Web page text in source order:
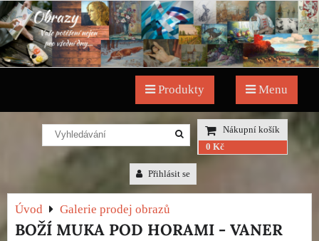
Produkty Menu
Nákupní košík
0 Kč
Přihlásit se
Úvod Galerie prodej obrazů
BOŽÍ MUKA POD HORAMI - VANER